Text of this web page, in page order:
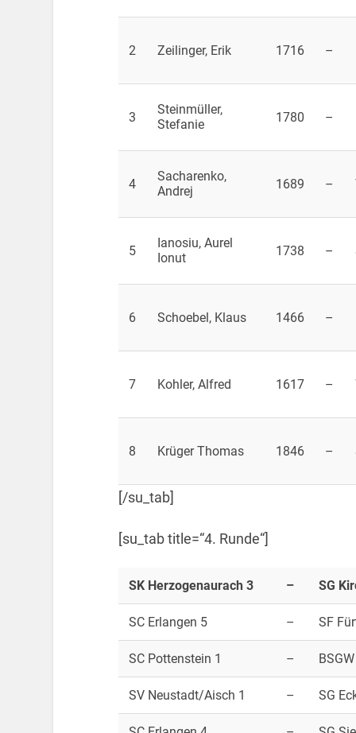
2 Zeilinger, Erik 1716 –
3
Steinmüller,
Stefanie
1780 –
4
Sacharenko,
Andrej
1689 –
5
Ianosiu, Aurel
Ionut
1738 –
6 Schoebel, Klaus 1466 –
7 Kohler, Alfred 1617 –
8 Krüger Thomas 1846 –
[/su_tab]
[su_tab title=“4. Runde“]
SK Herzogenaurach 3 – SG
SC Erlangen 5 – SF
SC Pottenstein 1 –
SV Neustadt/Aisch 1 – SG